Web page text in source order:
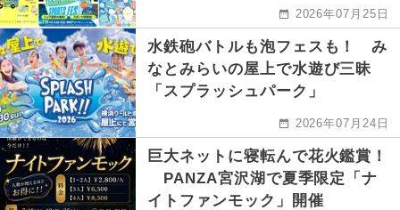
2026年07月25日
水鉄砲バトルも泡フェスも！ み
なとみらいの屋上で水遊び三昧
「スプラッシュパーク」
2026年07月24日
巨大ネットに寝転んで花火鑑賞！
PANZA宮沢湖で夏季限定「ナ
イトファンモック」開催